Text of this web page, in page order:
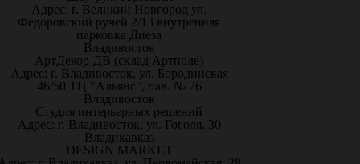
Адрес: г. Великий Новгород ул.
Федоровский ручей 2/13 внутренняя
парковка Диеза
Владивосток
АртДекор-ДВ (склад Артполе)
Адрес: г. Владивосток, ул. Бородинская
46/50 ТЦ "Альянс", пав. № 26
Владивосток
Студия интерьерных решений
Адрес: г. Владивосток, ул. Гоголя, 30
Владикавказ
DESIGN MARKET